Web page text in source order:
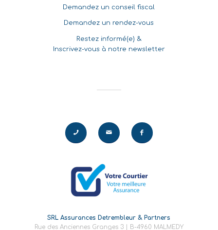
Demandez un conseil fiscal
Demandez un rendez-vous
Restez informé(e) &
Inscrivez-vous à notre newsletter
SRL Assurances Detrembleur & Partners
Rue des Anciennes Granges 3 | B-4960 MALMEDY